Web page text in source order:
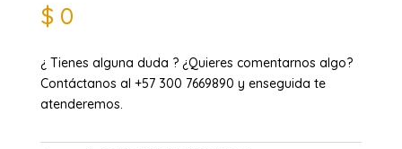
$ 0
¿ Tienes alguna duda ? ¿Quieres comentarnos algo?
Contáctanos al +57 300 7669890 y enseguida te
atenderemos.